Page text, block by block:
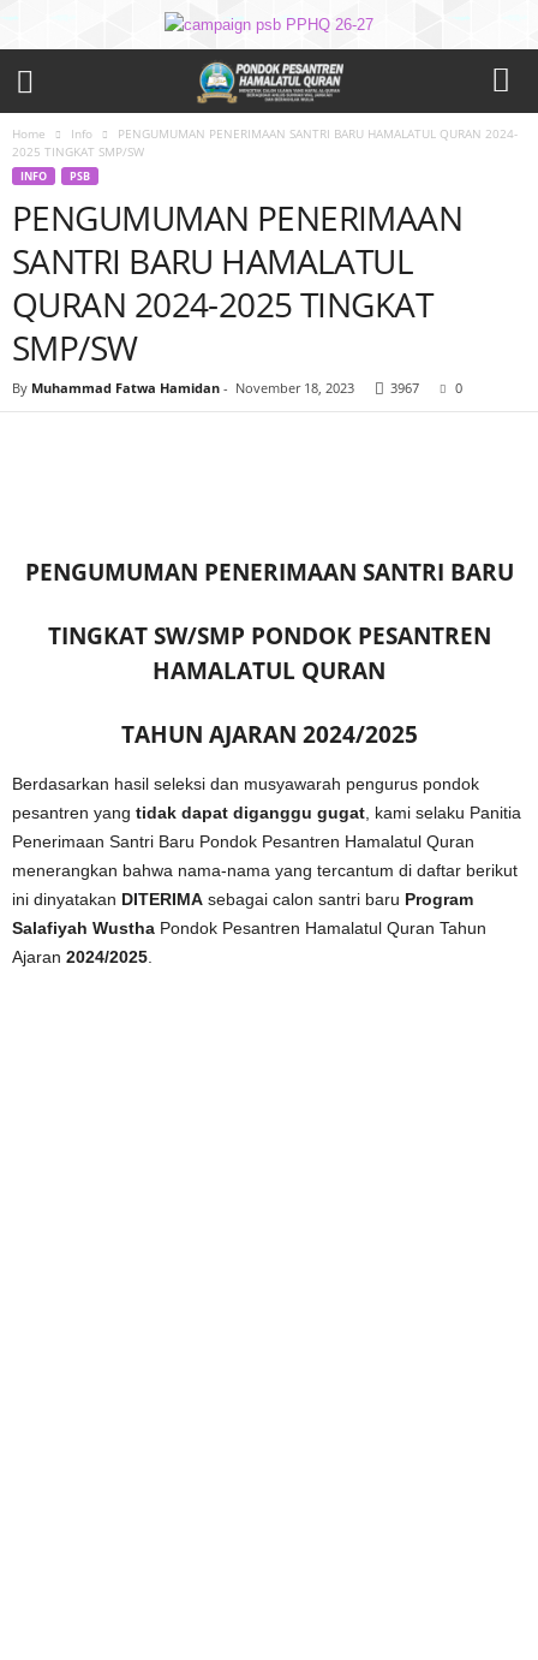
Home Info
PENGUMUMAN PENERIMAAN SANTRI BARU HAMALATUL QURAN 2024-
2025 TINGKAT SMP/SW
INFO PSB
PENGUMUMAN PENERIMAAN
SANTRI BARU HAMALATUL
QURAN 2024-2025 TINGKAT
SMP/SW
By Muhammad Fatwa Hamidan - November 18, 2023 3967 0
PENGUMUMAN PENERIMAAN SANTRI BARU
TINGKAT SW/SMP PONDOK PESANTREN
HAMALATUL QURAN
TAHUN AJARAN 2024/2025
Berdasarkan hasil seleksi dan musyawarah pengurus pondok
pesantren yang tidak dapat diganggu gugat , kami selaku Panitia
Penerimaan Santri Baru Pondok Pesantren Hamalatul Quran
menerangkan bahwa nama-nama yang tercantum di daftar berikut
ini dinyatakan DITERIMA sebagai calon santri baru Program
Salafiyah Wustha Pondok Pesantren Hamalatul Quran Tahun
Ajaran 2024/2025